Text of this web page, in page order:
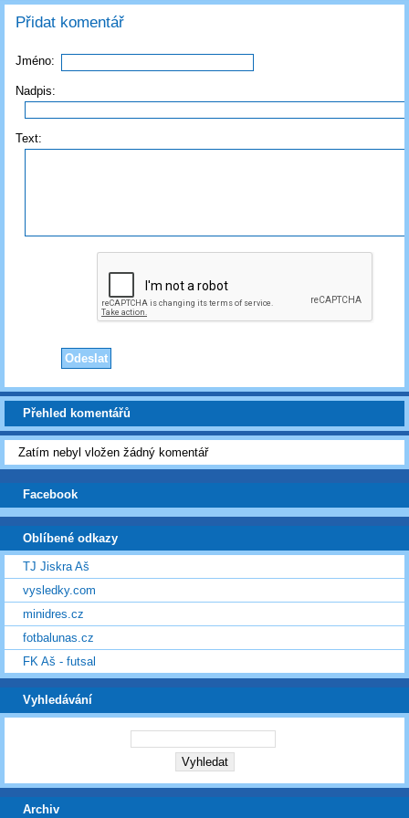
Přidat komentář
Jméno:
Nadpis:
Text:
Přehled komentářů
Zatím nebyl vložen žádný komentář
Facebook
Oblíbené odkazy
TJ Jiskra Aš
vysledky.com
minidres.cz
fotbalunas.cz
FK Aš - futsal
Vyhledávání
Archiv